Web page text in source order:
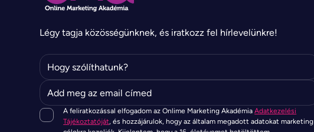
Légy tagja közösségünknek, és iratkozz fel hírlevelünkre!
A feliratkozással elfogadom az Onlime Marketing AkadémiaAdatkezelési
Tájékoztatóját, és hozzájárulok, hogy az általam megadott adatokat marketing